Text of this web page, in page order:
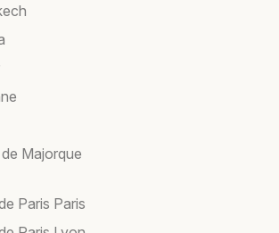
Majorque
Paris Paris